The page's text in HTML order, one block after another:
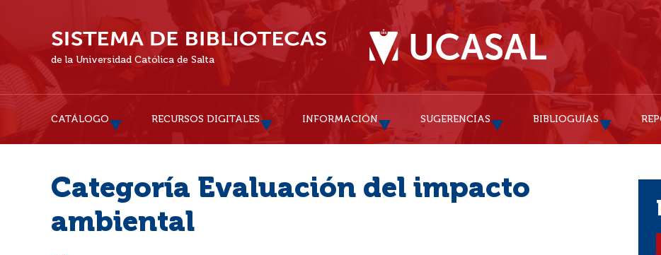
de la Universidad Católica de Salta
CATÁLOGO RECURSOS DIGITALES INFORMACIÓN SUGERENCIAS BIBLIOGUÍAS
Categoría Evaluación del impacto
ambiental